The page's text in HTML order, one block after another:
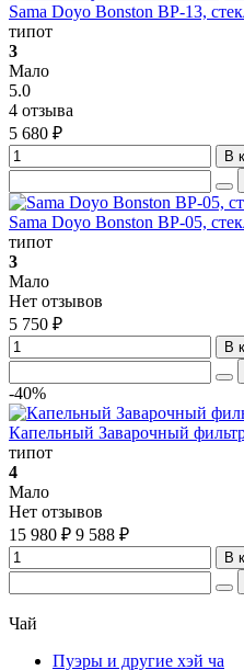
Sama Doyo Bonston BP-13,
типот
3
Мало
5.0
4 отзыва
5 680 ₽
В
Sama Doyo Bonston BP-05,
типот
3
Мало
Нет отзывов
5 750 ₽
В
-40%
Капельный Заварочный
типот
4
Мало
Нет отзывов
15 980 ₽ 9 588 ₽
В
Чай
Пуэры и другие хэй ча